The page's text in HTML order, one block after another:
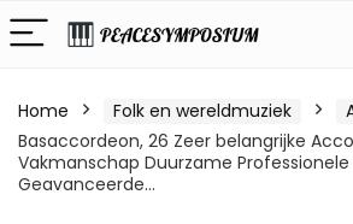
Home Folk en wereldmuziek
Basaccordeon, 26 Zeer belangrijke
Vakmanschap Duurzame
Geavanceerde…